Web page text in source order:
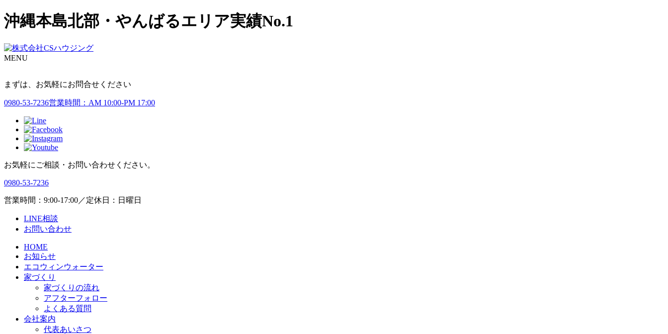
沖縄本島北部・やんばるエリア実績No.1
MENU
まずは、お気軽にお問合せください
0980-53-7236営業時間：AM 10:00-PM 17:00
お気軽にご相談・お問い合わせください。
0980-53-7236
営業時間：9:00-17:00／定休日：日曜日
LINE相談
お問い合わせ
HOME
お知らせ
エコウィンウォーター
家づくり
家づくりの流れ
アフターフォロー
よくある質問
会社案内
代表あいさつ